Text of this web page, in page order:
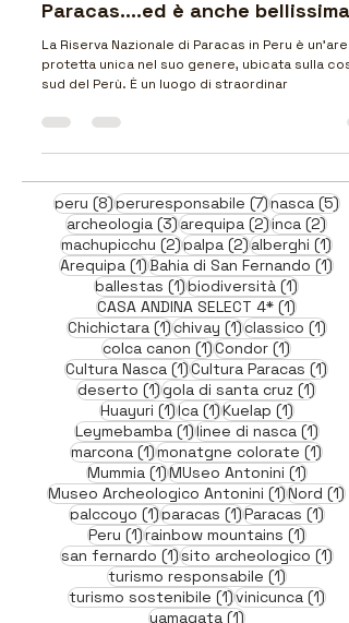
una esperienza nel deserto di
Paracas....ed è anche bellissima!
La Riserva Nazionale di Paracas in Peru è un'area
protetta unica nel suo genere, ubicata sulla
sud del Perù. È un luogo di straordinar
peru (8)8 post
peruresponsabile (7)7 post
nasca (5)
archeologia (3)3 post
arequipa (2)2 post
inca (2)2
machupicchu (2)2 post
palpa (2)2 post
alberghi (1)1
Arequipa (1)1 post
Bahia di San Fernando
ballestas (1)1 post
biodiversità (1)1 post
CASA ANDINA SELECT 4* (1)1 post
Chichictara (1)1 post
chivay (1)1 post
classico (1)1
colca canon (1)1 post
Condor (1)1 post
Cultura Nasca (1)1 post
Cultura Paracas (1)
deserto (1)1 post
gola di santa cruz (1)1
Huayuri (1)1 post
Ica (1)1 post
Kuelap (1)1 post
Leymebamba (1)1 post
linee di nasca (1)1
marcona (1)1 post
monatgne colorate (1)1
Mummia (1)1 post
MUseo Antonini (1)1 post
Museo Archeologico Antonini (1)1 post
Nord
palccoyo (1)1 post
paracas (1)1 post
Paracas (1)1
Peru (1)1 post
rainbow mountains (1)1 post
san fernardo (1)1 post
sito archeologico (1)
turismo responsabile (1)1 post